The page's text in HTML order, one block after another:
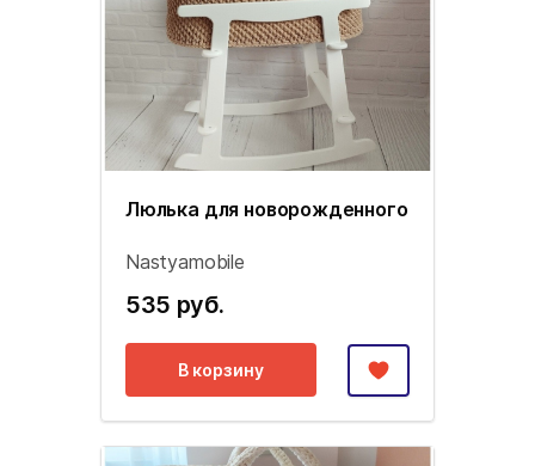
Люлька для новорожденного
Nastyamobile
535 руб.
В корзину